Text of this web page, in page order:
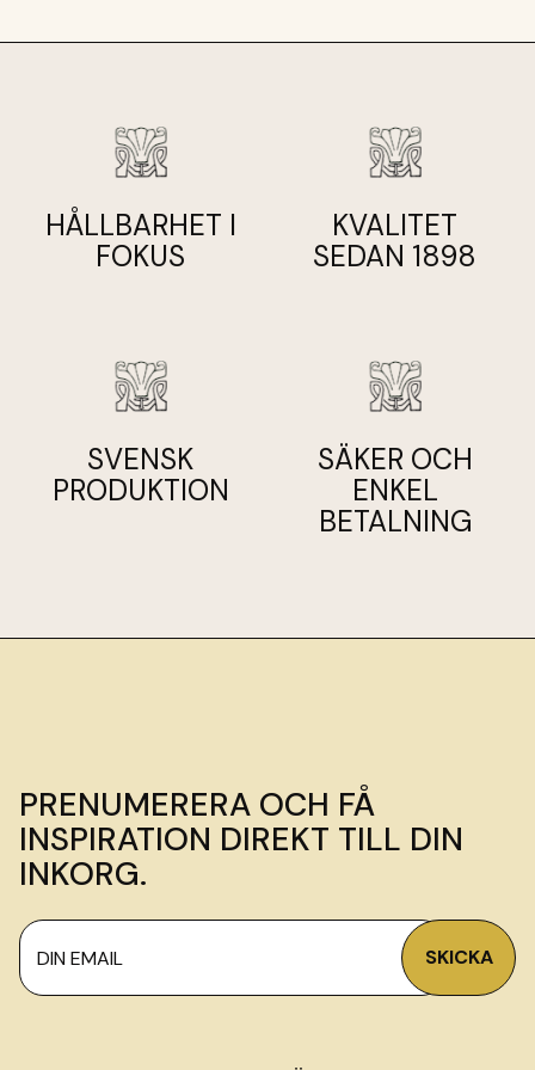
dagar efter mottagandet av varan. Produkten ska vara
oanvänd och i originalförpackning. Returkostnader står
HÅLLBARHET I
FOKUS
KVALITET
SEDAN 1898
SVENSK
PRODUKTION
SÄKER OCH
ENKEL
BETALNING
PRENUMERERA OCH FÅ
INSPIRATION DIREKT TILL DIN
INKORG.